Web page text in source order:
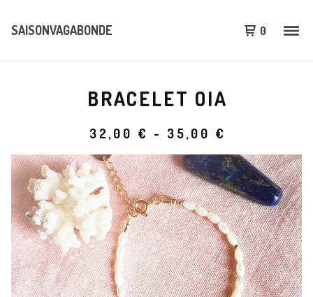
SAISONVAGABONDE 0
BRACELET OIA
32,00 € - 35,00 €